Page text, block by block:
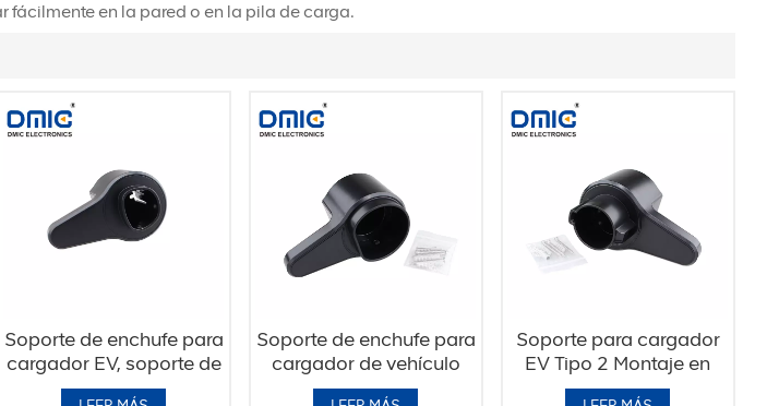
fácilmente en la pared o en la pila de carga.
Soporte de enchufe para
cargador EV, soporte de
montaje en pared,
Soporte de enchufe para
cargador de vehículo
eléctrico europeo
Soporte para cargador
EV Tipo 2 Montaje en
pared para vehículo